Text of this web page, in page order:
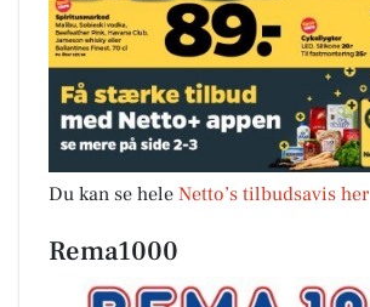
Du kan se hele Netto’s tilbudsavis her
Rema1000